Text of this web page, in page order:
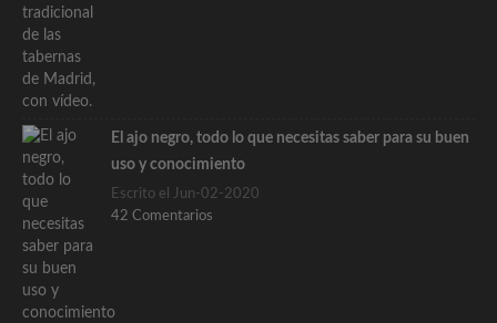
El ajo negro, todo lo que necesitas saber para su buen
uso y conocimiento
Escrito el Jun-02-2020
42 Comentarios